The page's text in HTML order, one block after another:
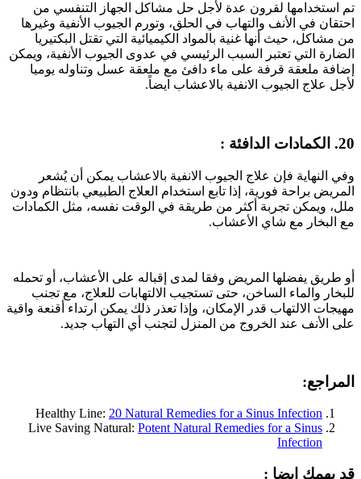
تم استخدامها لقرون عدة لأجل حل مشاكل الجهاز التنفسي من
احتقان في الأنف والتهاب في الحلق، وتورم الجيوب الأنفية وغيرها
من مشاكل، حيث أنها غنية بالمواد الكيميائية التي تقتل البكتيريا
الضارة التي تعتبر السبب الرئيسي في عدوى الجيوب الأنفية، ويمكن
إضافة ملعقة قرفة على ماء دافئ مع ملعقة عسل وتناوله يوميا
لأجل علاج الجيوب الانفية بالاعشاب ايضاً.
20. الكمادات الدافئة :
وفي النهاية فإن علاج الجيوب الانفية بالاعشاب يمكن أن يُشعر
المريض براحة فورية، إذا تابع استخدام العلاج الطبيعي بانتظام ودون
ملل، ويمكن تجربة أكثر من طريقة في الوقت نفسه، مثل الكمادات
مع البخار مع شاي الأعشاب.
أو طريق يفضلها المريض وفقا لمدى إقباله على الأعشاب، أو تحمله
للبخار والماء الساخن، حتى تستجيب الالتهابات للعلاج، مع تجنب
مهيجات الالتهاب قدر الإمكان، وإذا تعذر ذلك يمكن ارتداء أقنعة واقية
على الأنف عند الخروج من المنزل لتجنب أي التهاب جديد.
المراجع:
Healthy Line: 20 Natural Remedies for a Sinus Infection
Live Saving Natural: Potent Natural Remedies for a Sinus
Infection
قد يهمك ايضا :